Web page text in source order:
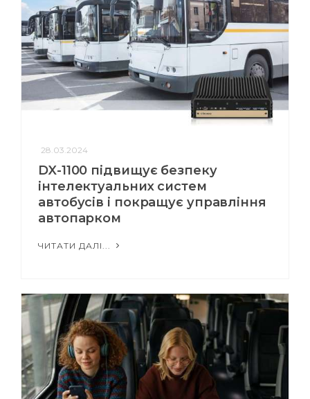
28.03.2024
DX-1100 підвищує безпеку
інтелектуальних систем
автобусів і покращує управління
автопарком
ЧИТАТИ ДАЛІ...